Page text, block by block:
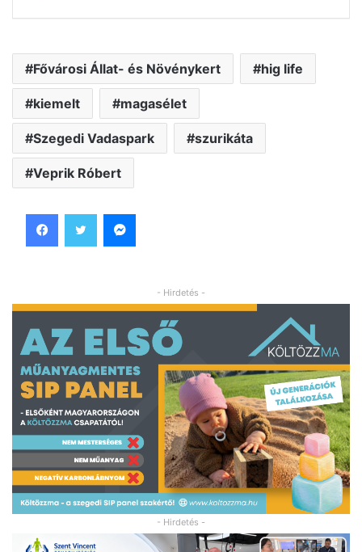
Fővárosi Állat- és Növénykert hig life
kiemelt magasélet
Szegedi Vadaspark szurikáta
Veprik Róbert
- Hirdetés -
- Hirdetés -